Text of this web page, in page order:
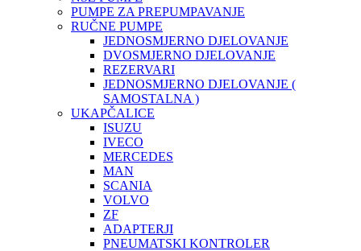
PUMPE ZA PREPUMPAVANJE
RUČNE PUMPE
JEDNOSMJERNO DJELOVANJE
DVOSMJERNO DJELOVANJE
REZERVARI
JEDNOSMJERNO DJELOVANJE (
SAMOSTALNA )
UKAPČALICE
ISUZU
IVECO
MERCEDES
MAN
SCANIA
VOLVO
ZF
ADAPTERJI
PNEUMATSKI KONTROLER